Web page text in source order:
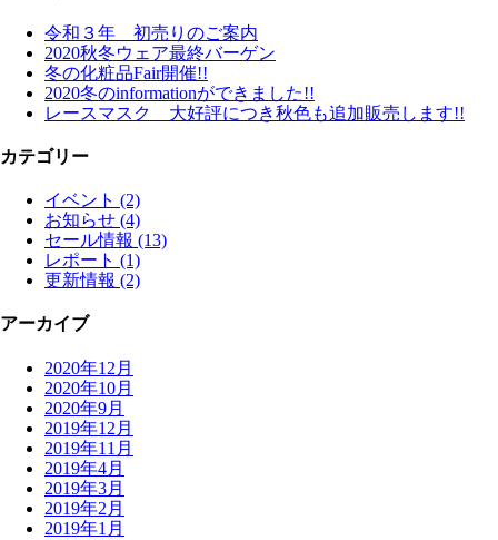
令和３年 初売りのご案内
2020秋冬ウェア最終バーゲン
冬の化粧品Fair開催!!
2020冬のinformationができました!!
レースマスク 大好評につき秋色も追加販売します!!
カテゴリー
イベント (2)
お知らせ (4)
セール情報 (13)
レポート (1)
更新情報 (2)
アーカイブ
2020年12月
2020年10月
2020年9月
2019年12月
2019年11月
2019年4月
2019年3月
2019年2月
2019年1月